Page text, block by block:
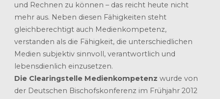
und Rechnen zu können – das reicht heute nicht
mehr aus. Neben diesen Fähigkeiten steht
gleichberechtigt auch Medienkompetenz,
verstanden als die Fähigkeit, die unterschiedlichen
Medien subjektiv sinnvoll, verantwortlich und
lebensdienlich einzusetzen.
Die Clearingstelle Medienkompetenz wurde von
der Deutschen Bischofskonferenz im Frühjahr 2012